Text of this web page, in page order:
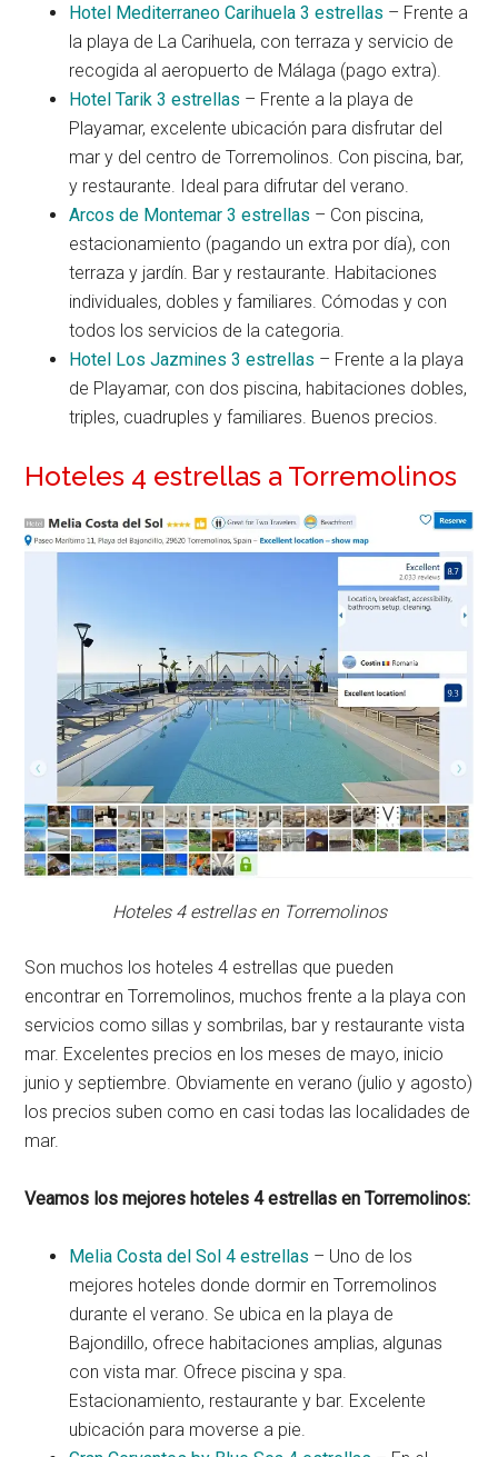
Hotel Mediterraneo Carihuela 3 estrellas – Frente a
la playa de La Carihuela, con terraza y servicio de
recogida al aeropuerto de Málaga (pago extra).
Hotel Tarik 3 estrellas – Frente a la playa de
Playamar, excelente ubicación para disfrutar del
mar y del centro de Torremolinos. Con piscina, bar,
y restaurante. Ideal para difrutar del verano.
Arcos de Montemar 3 estrellas – Con piscina,
estacionamiento (pagando un extra por día), con
terraza y jardín. Bar y restaurante. Habitaciones
individuales, dobles y familiares. Cómodas y con
todos los servicios de la categoria.
Hotel Los Jazmines 3 estrellas – Frente a la playa
de Playamar, con dos piscina, habitaciones dobles,
triples, cuadruples y familiares. Buenos precios.
Hoteles 4 estrellas a Torremolinos
Hoteles 4 estrellas en Torremolinos
Son muchos los hoteles 4 estrellas que pueden
encontrar en Torremolinos, muchos frente a la playa con
servicios como sillas y sombrilas, bar y restaurante vista
mar. Excelentes precios en los meses de mayo, inicio
junio y septiembre. Obviamente en verano (julio y agosto)
los precios suben como en casi todas las localidades de
mar.
Veamos los mejores hoteles 4 estrellas en Torremolinos:
Melia Costa del Sol 4 estrellas – Uno de los
mejores hoteles donde dormir en Torremolinos
durante el verano. Se ubica en la playa de
Bajondillo, ofrece habitaciones amplias, algunas
con vista mar. Ofrece piscina y spa.
Estacionamiento, restaurante y bar. Excelente
ubicación para moverse a pie.